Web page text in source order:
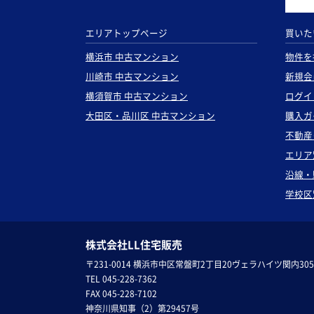
エリアトップページ
横浜市 中古マンション
川崎市 中古マンション
横須賀市 中古マンション
大田区・品川区 中古マンション
買い
物件
新規
ログ
購入
不動
エリ
沿線
学校
株式会社LL住宅販売
〒231-0014 横浜市中区常盤町2丁目20ヴェラハイツ関内305
TEL 045-228-7362
FAX 045-228-7102
神奈川県知事（2）第29457号